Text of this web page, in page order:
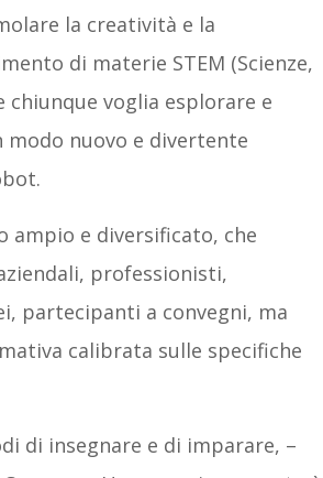
la creatività e la
di materie STEM (Scienze,
chiunque voglia esplorare e
nuovo e divertente
ampio e diversificato, che
professionisti,
partecipanti a convegni, ma
calibrata sulle specifiche
di insegnare e di imparare, –